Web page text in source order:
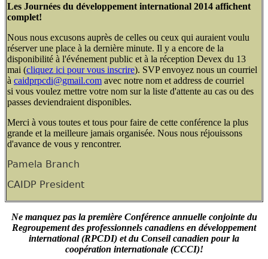
Les Journées du développement international 2014 affichent
complet!
Nous nous excusons auprès de celles ou ceux qui auraient voulu
réserver une place à la dernière minute. Il y a encore de la
disponibilité à l'événement public et à la réception Devex du 13
mai (cliquez ici pour vous inscrire). SVP envoyez nous un courriel
à caidprpcdi@gmail.com avec notre nom et address de courriel
si vous voulez mettre votre nom sur la liste d'attente au cas ou des
passes deviendraient disponibles.
Merci à vous toutes et tous pour faire de cette conférence la plus
grande et la meilleure jamais organisée. Nous nous réjouissons
d'avance de vous y rencontrer.
Pamela Branch
CAIDP President
Ne manquez pas la première Conférence annuelle conjointe du
Regroupement des professionnels canadiens en développement
international (RPCDI) et du Conseil canadien pour la
coopération internationale (CCCI)!